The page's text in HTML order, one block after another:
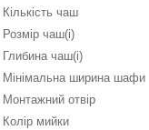
Кількість чаш
Розмір чаш(і)
Глибина чаш(і)
Мінімальна ширина шафи
Монтажний отвір
Колір мийки